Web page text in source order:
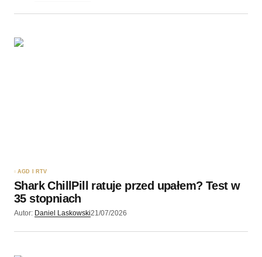
AGD I RTV
Shark ChillPill ratuje przed upałem? Test w
35 stopniach
Autor: Daniel Laskowski21/07/2026